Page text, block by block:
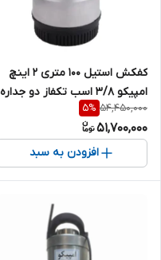
کفکش استیل ۱۰۰ متری ۲ اینچ
امپیکو 3/8 اسب تکفاز دو جداره
MPCO-S.99-100-6
54,450,000
5%
51,700,000
افزودن به سبد